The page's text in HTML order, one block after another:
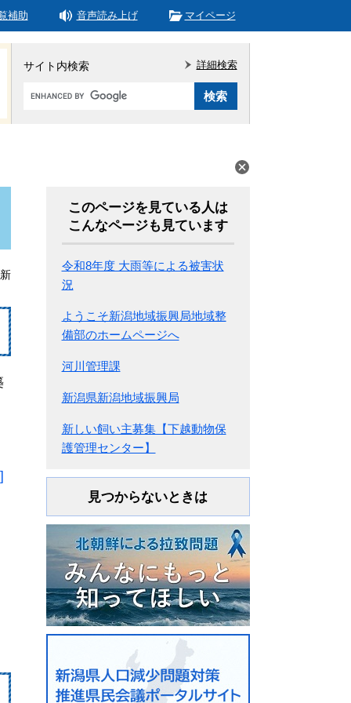
補助 音声読み上げ マイページ
サイト内検索
Google
詳細検索
このページを見ている人は
こんなページも見ています
令和8年度 大雨等による被害状
況
ようこそ新潟地域振興局地域整
備部のホームページへ
河川管理課
新潟県新潟地域振興局
新しい飼い主募集【下越動物保
護管理センター】
見つからないときは